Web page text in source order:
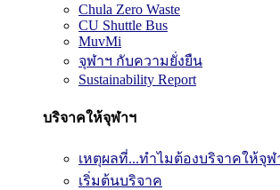
Chula Zero Waste
CU Shuttle Bus
MuvMi
จุฬาฯ กับความยั่งยืน
Sustainability Report
บริจาคให้จุฬาฯ
เหตุผลที่...ทำไมต้องบริจาคให้จุฬ
เริ่มต้นบริจาค